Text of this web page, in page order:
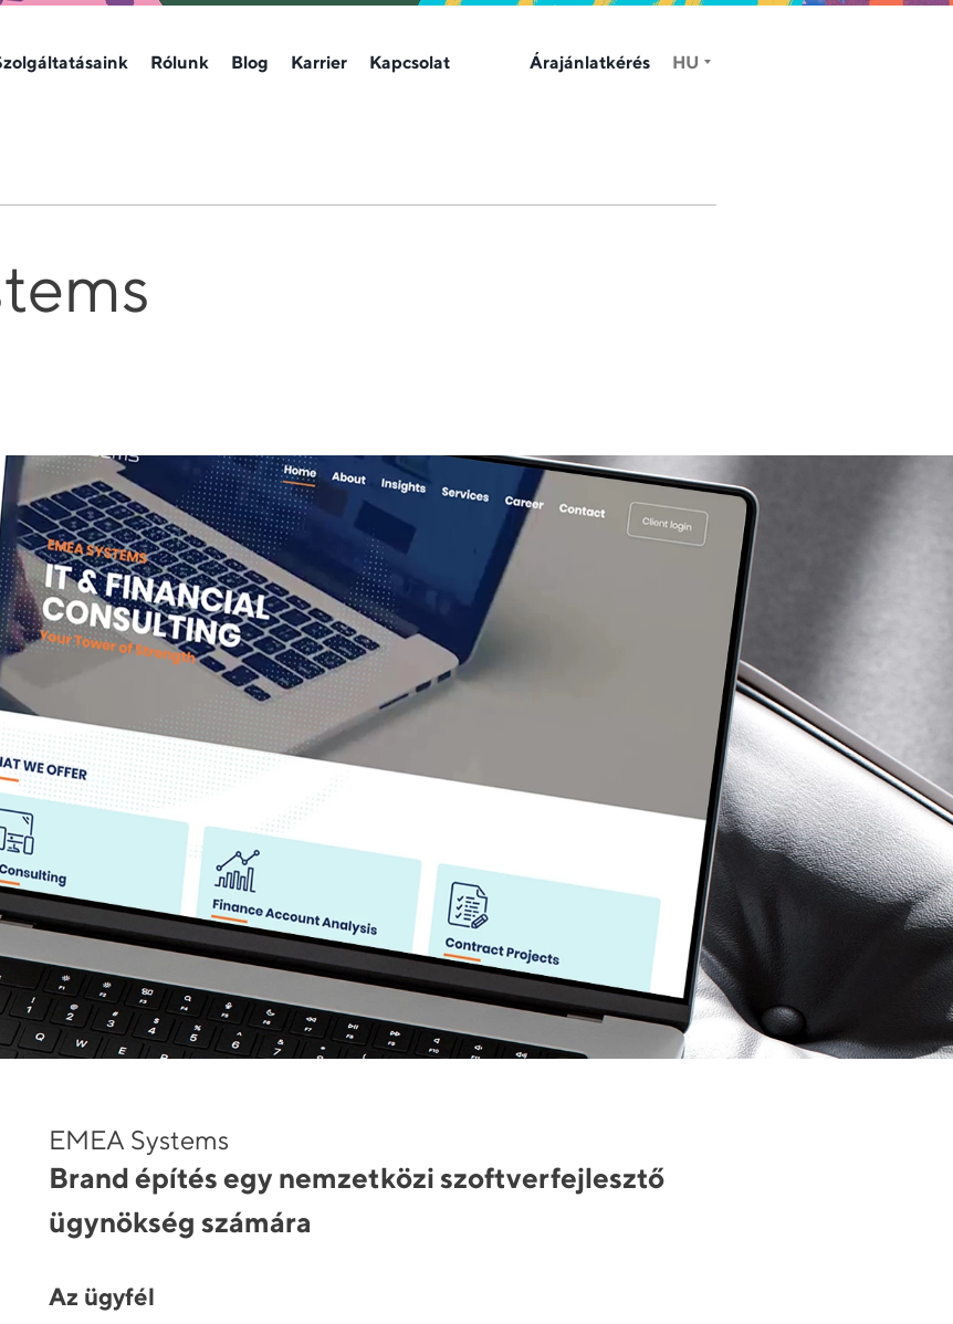
Rólunk Blog Karrier Kapcsolat Árajánlatkérés HU
EMEA Systems
Brand építés egy nemzetközi szoftverfejlesztő
ügynökség számára
Az ügyfél